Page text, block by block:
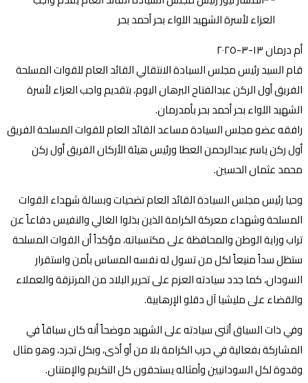
أم درمان ١٣-٣-٢٠٢٥
قام السيد رئيس مجلس السيادة الانتقالي القائد العام للقوات المسلحة
الفريق أول الركن عبدالفتاح البرهان اليوم، بتقديم واجب العزاء لأسرة
الشهيد اللواء بحر أحمد بحر بأمدرمان.
رافقه عضو مجلس السيادة مساعد القائد العام للقوات المسلحة الفريق
أول ركن ياسر عبدالرحمن العطا ورئيس هيئة الأركان الفريق أول ركن
محمد عثمان الحسين.
وحيا رئيس مجلس السيادة القائد العام تضحيات وبسالة شهداء القوات
المسلحة وشهداء معركة الكرامة الذين بذلوا الغالي والنفيس دفاعاً عن
تراب وراية الوطن والمحافظة على مكتسباته، مؤكداً أن القوات المسلحة
ستظل سداً منيعاً لكل من تسول له نفسه المساس بأمن واستقرار
السودان، كما جدد سيادته العزم على تحرير البلاد من المرتزقة والعملاء
والقضاء على مليشيا آل دقلو الإرهابية.
وفي ذات السياق أثنى سيادته على الشهيد موضحاً أنه كان سباقاً في
المشاركة بفعالية في حرب الكرامة بلا من أو أذى، وبكل تجرد، وهو مثال
وقدوة لكل السودانيين وأمثاله يستحقون كل التكريم والإمتنان.